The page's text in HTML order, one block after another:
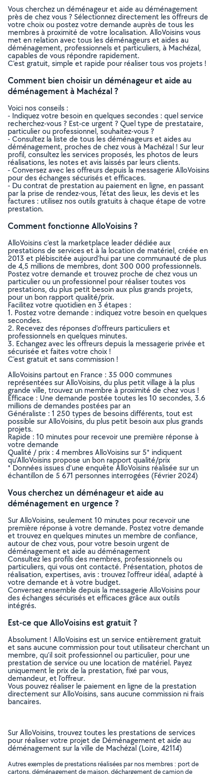
Vous cherchez un déménageur et aide au déménagement
près de chez vous ? Sélectionnez directement les offreurs de
votre choix ou postez votre demande auprès de tous les
membres à proximité de votre localisation. AlloVoisins vous
met en relation avec tous les déménageurs et aides au
déménagement, professionnels et particuliers, à Machézal,
capables de vous répondre rapidement.
C’est gratuit, simple et rapide pour réaliser tous vos projets !
Comment bien choisir un déménageur et aide au
déménagement à Machézal ?
Voici nos conseils :
- Indiquez votre besoin en quelques secondes : quel service
recherchez-vous ? Est-ce urgent ? Quel type de prestataire,
particulier ou professionnel, souhaitez-vous ?
- Consultez la liste de tous les déménageurs et aides au
déménagement, proches de chez vous à Machézal ! Sur leur
profil, consultez les services proposés, les photos de leurs
réalisations, les notes et avis laissés par leurs clients.
- Conversez avec les offreurs depuis la messagerie AlloVoisins
pour des échanges sécurisés et efficaces.
- Du contrat de prestation au paiement en ligne, en passant
par la prise de rendez-vous, l’état des lieux, les devis et les
factures : utilisez nos outils gratuits à chaque étape de votre
prestation.
Comment fonctionne AlloVoisins ?
AlloVoisins c’est la marketplace leader dédiée aux
prestations de services et à la location de matériel, créée en
2013 et plébiscitée aujourd’hui par une communauté de plus
de 4,5 millions de membres, dont 300 000 professionnels.
Postez votre demande et trouvez proche de chez vous un
particulier ou un professionnel pour réaliser toutes vos
prestations, du plus petit besoin aux plus grands projets,
pour un bon rapport qualité/prix.
Facilitez votre quotidien en 3 étapes :
1. Postez votre demande : indiquez votre besoin en quelques
secondes.
2. Recevez des réponses d’offreurs particuliers et
professionnels en quelques minutes.
3. Echangez avec les offreurs depuis la messagerie privée et
sécurisée et faites votre choix !
C’est gratuit et sans commission !
AlloVoisins partout en France : 35 000 communes
représentées sur AlloVoisins, du plus petit village à la plus
grande ville, trouvez un membre à proximité de chez vous !
Efficace : Une demande postée toutes les 10 secondes, 3.6
millions de demandes postées par an
Généraliste : 1 250 types de besoins différents, tout est
possible sur AlloVoisins, du plus petit besoin aux plus grands
projets.
Rapide : 10 minutes pour recevoir une première réponse à
votre demande
Qualité / prix : 4 membres AlloVoisins sur 5* indiquent
qu’AlloVoisins propose un bon rapport qualité/prix
* Données issues d’une enquête AlloVoisins réalisée sur un
échantillon de 5 671 personnes interrogées (Février 2024)
Vous cherchez un déménageur et aide au
déménagement en urgence ?
Sur AlloVoisins, seulement 10 minutes pour recevoir une
première réponse à votre demande. Postez votre demande
et trouvez en quelques minutes un membre de confiance,
autour de chez vous, pour votre besoin urgent de
déménagement et aide au déménagement
Consultez les profils des membres, professionnels ou
particuliers, qui vous ont contacté. Présentation, photos de
réalisation, expertises, avis : trouvez l'offreur idéal, adapté à
votre demande et à votre budget.
Conversez ensemble depuis la messagerie AlloVoisins pour
des échanges sécurisés et efficaces grâce aux outils
intégrés.
Est-ce que AlloVoisins est gratuit ?
Absolument ! AlloVoisins est un service entièrement gratuit
et sans aucune commission pour tout utilisateur cherchant un
membre, qu’il soit professionnel ou particulier, pour une
prestation de service ou une location de matériel. Payez
uniquement le prix de la prestation, fixé par vous,
demandeur, et l’offreur.
Vous pouvez réaliser le paiement en ligne de la prestation
directement sur AlloVoisins, sans aucune commission ni frais
bancaires.
Sur AlloVoisins, trouvez toutes les prestations de services
pour réaliser votre projet de Déménagement et aide au
déménagement sur la ville de Machézal (Loire, 42114)
Autres exemples de prestations réalisées par nos membres : port de
cartons, déménagement de maison, déchargement de camion de